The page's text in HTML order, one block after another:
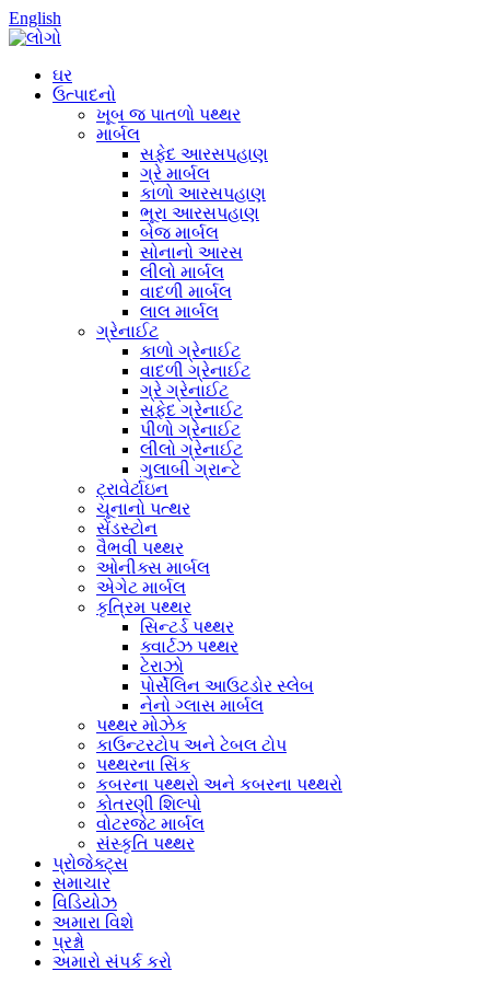
English
ઘર
ઉત્પાદનો
ખૂબ જ પાતળો પથ્થર
માર્બલ
સફેદ આરસપહાણ
ગ્રે માર્બલ
કાળો આરસપહાણ
ભૂરા આરસપહાણ
બેજ માર્બલ
સોનાનો આરસ
લીલો માર્બલ
વાદળી માર્બલ
લાલ માર્બલ
ગ્રેનાઈટ
કાળો ગ્રેનાઈટ
વાદળી ગ્રેનાઈટ
ગ્રે ગ્રેનાઈટ
સફેદ ગ્રેનાઈટ
પીળો ગ્રેનાઈટ
લીલો ગ્રેનાઈટ
ગુલાબી ગ્રાન્ટે
ટ્રાવેર્ટાઇન
ચૂનાનો પત્થર
સેંડસ્ટોન
વૈભવી પથ્થર
ઓનીક્સ માર્બલ
એગેટ માર્બલ
કૃત્રિમ પથ્થર
સિન્ટર્ડ પથ્થર
ક્વાર્ટઝ પથ્થર
ટેરાઝો
પોર્સેલિન આઉટડોર સ્લેબ
નેનો ગ્લાસ માર્બલ
પથ્થર મોઝેક
કાઉન્ટરટોપ અને ટેબલ ટોપ
પથ્થરના સિંક
કબરના પથ્થરો અને કબરના પથ્થરો
કોતરણી શિલ્પો
વોટરજેટ માર્બલ
સંસ્કૃતિ પથ્થર
પ્રોજેક્ટ્સ
સમાચાર
વિડિયોઝ
અમારા વિશે
પ્રશ્નો
અમારો સંપર્ક કરો